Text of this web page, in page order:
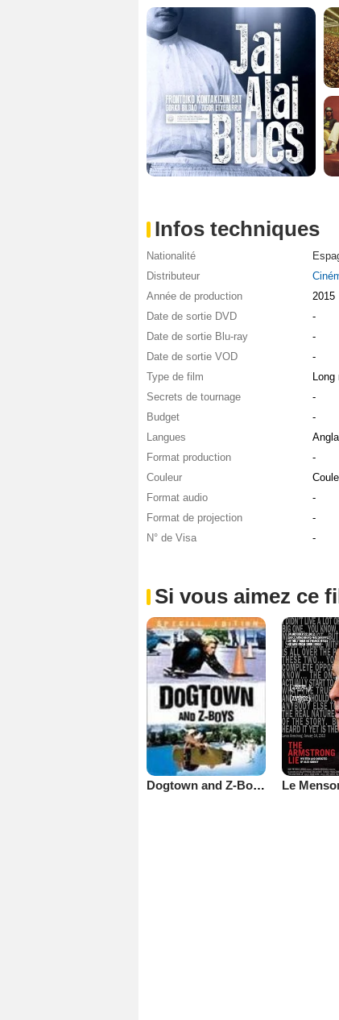
Infos techniques
Nationalité
Distributeur
Année de production
2015
Date de sortie DVD
-
Date de sortie Blu-ray
-
Date de sortie VOD
-
Type de film
Long
Secrets de tournage
-
Budget
-
Langues
Format production
-
Couleur
Format audio
-
Format de projection
-
N° de Visa
-
Si vous aimez ce
Dogtown and Z-Boys